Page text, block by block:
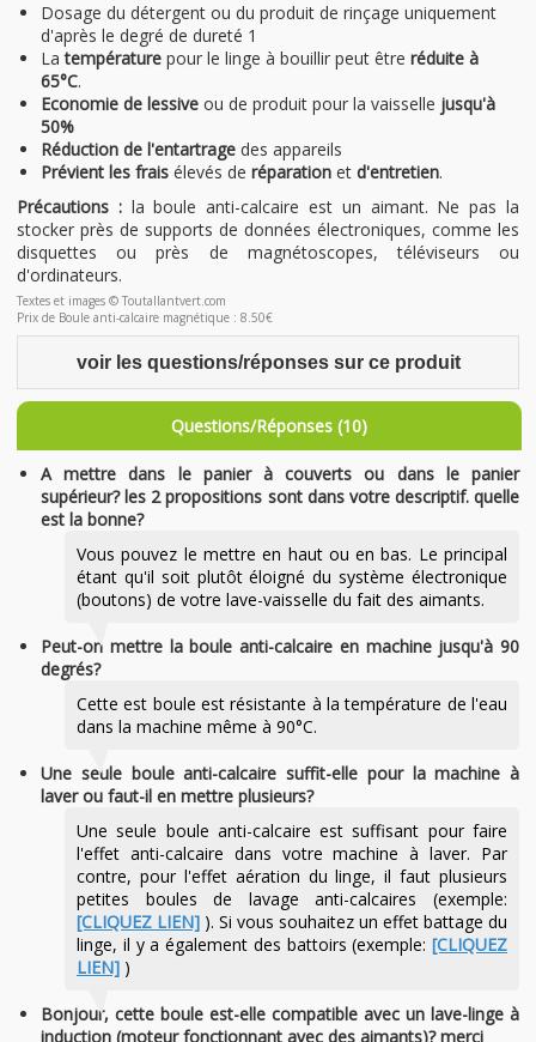
Dosage du détergent ou du produit de rinçage uniquement
d'après le degré de dureté 1
Latempérature pour le linge à bouillir peut être réduite à
65°C.
Economie de lessive ou de produit pour la vaisselle jusqu'à
50%
Réduction de l'entartrage des appareils
Prévient les frais élevés de réparation et d'entretien.
Précautions :la boule anti-calcaire est un aimant. Ne pas la
stocker près de supports de données électroniques, comme les
disquettes ou près de magnétoscopes, téléviseurs ou
d'ordinateurs.
Textes et images © Toutallantvert.com
Prix de Boule anti-calcaire magnétique : 8.50€
voir les questions/réponses sur ce produit
Questions/Réponses (10)
A mettre dans le panier à couverts ou dans le panier
supérieur? les 2 propositions sont dans votre descriptif. quelle
est la bonne?
Vous pouvez le mettre en haut ou en bas. Le principal
étant qu'il soit plutôt éloigné du système électronique
(boutons) de votre lave-vaisselle du fait des aimants.
Peut-on mettre la boule anti-calcaire en machine jusqu'à 90
degrés?
Cette est boule est résistante à la température de l'eau
dans la machine même à 90°C.
Une seule boule anti-calcaire suffit-elle pour la machine à
laver ou faut-il en mettre plusieurs?
Une seule boule anti-calcaire est suffisant pour faire
l'effet anti-calcaire dans votre machine à laver. Par
contre, pour l'effet aération du linge, il faut plusieurs
petites boules de lavage anti-calcaires (exemple:
[CLIQUEZ LIEN] ). Si vous souhaitez un effet battage du
linge, il y a également des battoirs (exemple: [CLIQUEZ
LIEN] )
Bonjour, cette boule est-elle compatible avec un lave-linge à
induction (moteur fonctionnant avec des aimants)? merci